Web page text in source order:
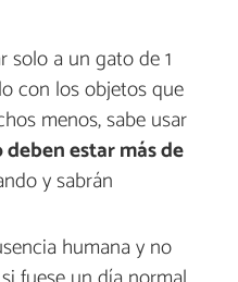
solo a un gato de 1
con los objetos que
menos, sabe usar
estar más de
y sabrán
humana y no